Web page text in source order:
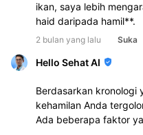
ikan, saya lebih
haid daripada hamil**.
2 bulan yang lalu Suka
Hello Sehat AI
Berdasarkan kronologi
kehamilan Anda
Ada beberapa faktor